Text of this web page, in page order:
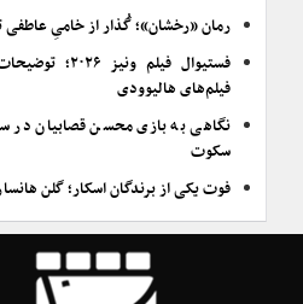
رمان «رخشان»؛ گُذار از خامیِ عاطفی
فستیوال فیلم
فیلم‌های هالیوودی
نگاهی به بازی محسن قصابیان در
سکوت
فوت یکی از برندگان اسکار؛ گلن